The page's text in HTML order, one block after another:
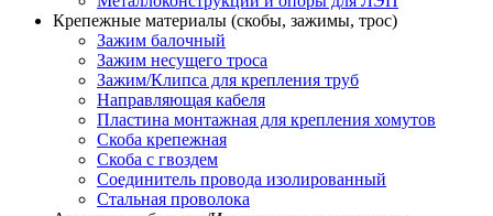
Крепежные материалы (скобы, зажимы, трос)
Зажим балочный
Зажим несущего троса
Зажим/Клипса для крепления труб
Направляющая кабеля
Пластина монтажная для крепления хомутов
Скоба крепежная
Скоба с гвоздем
Соединитель провода изолированный
Стальная проволока